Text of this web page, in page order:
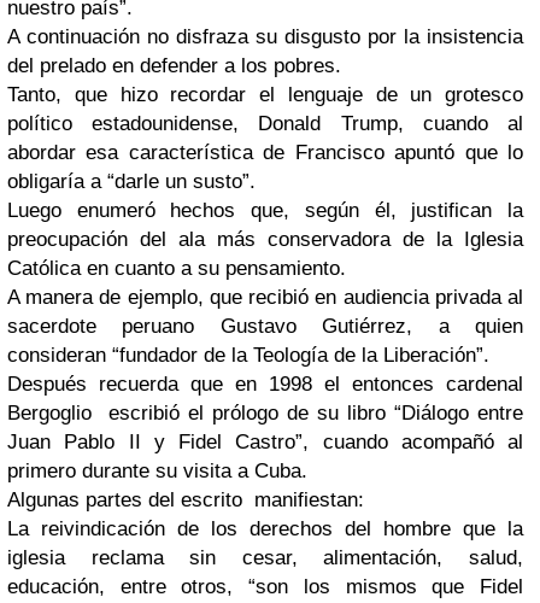
nuestro país”.
A continuación no disfraza su disgusto por la insistencia
del prelado en defender a los pobres.
Tanto, que hizo recordar el lenguaje de un grotesco
político estadounidense, Donald Trump, cuando al
abordar esa característica de Francisco apuntó que lo
obligaría a “darle un susto”.
Luego enumeró hechos que, según él, justifican la
preocupación del ala más conservadora de la Iglesia
Católica en cuanto a su pensamiento.
A manera de ejemplo, que recibió en audiencia privada al
sacerdote peruano Gustavo Gutiérrez, a quien
consideran “fundador de la Teología de la Liberación”.
Después recuerda que en 1998 el entonces cardenal
Bergoglio escribió el prólogo de su libro “Diálogo entre
Juan Pablo II y Fidel Castro”, cuando acompañó al
primero durante su visita a Cuba.
Algunas partes del escrito manifiestan:
La reivindicación de los derechos del hombre que la
iglesia reclama sin cesar, alimentación, salud,
educación, entre otros, “son los mismos que Fidel